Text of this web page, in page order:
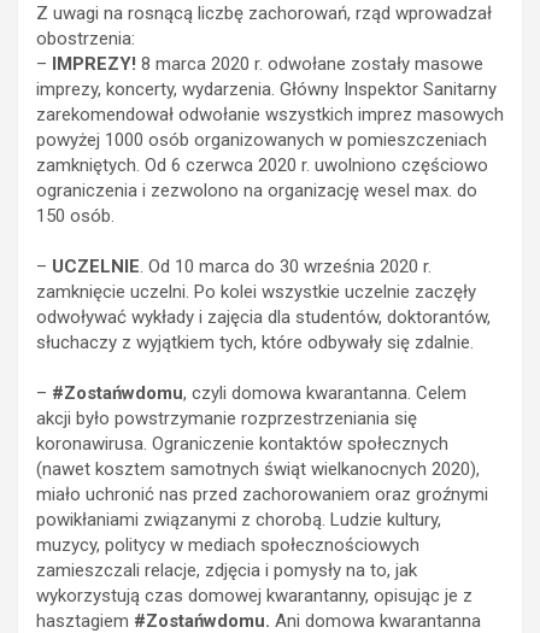
Z uwagi na rosnącą liczbę zachorowań, rząd wprowadzał
obostrzenia:
– IMPREZY! 8 marca 2020 r. odwołane zostały masowe
imprezy, koncerty, wydarzenia. Główny Inspektor Sanitarny
zarekomendował odwołanie wszystkich imprez masowych
powyżej 1000 osób organizowanych w pomieszczeniach
zamkniętych. Od 6 czerwca 2020 r. uwolniono częściowo
ograniczenia i zezwolono na organizację wesel max. do
150 osób.
– UCZELNIE. Od 10 marca do 30 września 2020 r.
zamknięcie uczelni. Po kolei wszystkie uczelnie zaczęły
odwoływać wykłady i zajęcia dla studentów, doktorantów,
słuchaczy z wyjątkiem tych, które odbywały się zdalnie.
– #Zostańwdomu, czyli domowa kwarantanna. Celem
akcji było powstrzymanie rozprzestrzeniania się
koronawirusa. Ograniczenie kontaktów społecznych
(nawet kosztem samotnych świąt wielkanocnych 2020),
miało uchronić nas przed zachorowaniem oraz groźnymi
powikłaniami związanymi z chorobą. Ludzie kultury,
muzycy, politycy w mediach społecznościowych
zamieszczali relacje, zdjęcia i pomysły na to, jak
wykorzystują czas domowej kwarantanny, opisując je z
hasztagiem #Zostańwdomu. Ani domowa kwarantanna